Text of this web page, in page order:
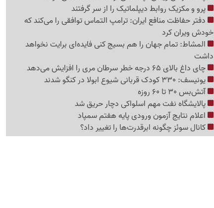
پرو و مکزیک روابط دیپلماتیک را از سر گرفتند
دفتر حفاظت منافع ایران: ترامپ التماس توافقی را می‌کند که
خودش ویران کرد
المشاط: تمام جهان را هم بسیج کنی فایده‌ای برایت نخواهد
داشت
چای داغ بالای 65 درجه خطر سرطان مری را افزایش می‌دهد
یونیسف: 330 کودک قربانی شیوع ابولا در کنگو شدند
آتش‌بس 30 تا 60 روزه
پالایشگاه نفت مهم اسلواکی دچار حریق شد
اعلام نتایج آزمون ورودی پایه هفتم سمپاد
کانال سوئز چگونه ابرقدرت‌ها را تغییر داد؟